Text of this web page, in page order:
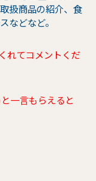
扱商品の紹介、食
などなど。
れてコメントくだ
一言もらえると